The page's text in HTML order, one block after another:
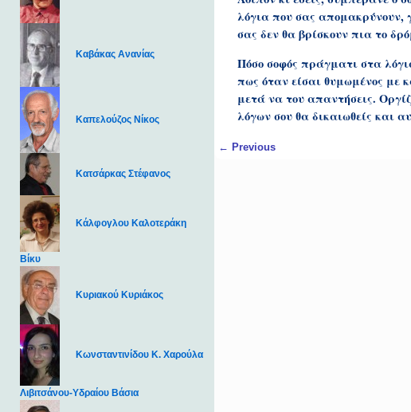
Καβάκας Ανανίας
Καπελούζος Νίκος
Κατσάρκας Στέφανος
Κάλφογλου Καλοτεράκη
Βίκυ
Κυριακού Κυριάκος
Κωνσταντινίδου Κ. Χαρούλα
Λιβιτσάνου-Υδραίου Βάσια
λόγια που σας απομακρύνουν,
σας δεν θα βρίσκουν πια το
Πόσο σοφός πράγματι στα
πως όταν είσαι θυμωμένος με
μετά να του απαντήσεις.
λόγων σου θα δικαιωθείς και
Post navigation
← Previous